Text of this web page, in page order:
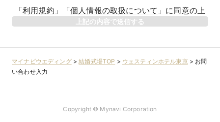
「利用規約 」 「個人情報の取扱について 」 に同意の上
上記の内容で送信する
マイナビウエディング>結婚式場TOP > ウェスティンホテル東京> お問
い合わせ入力
Copyright © Mynavi Corporation